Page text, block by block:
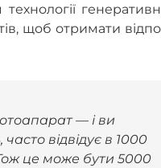
щоб отримати
— і ви
відвідує в 1000
це може бути 5000